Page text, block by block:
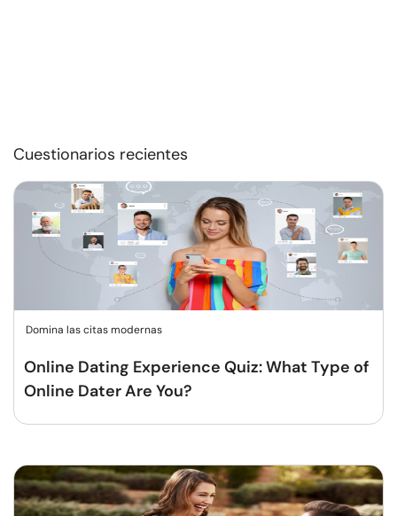
Cuestionarios recientes
Domina las citas modernas
Online Dating Experience Quiz: What Type of
Online Dater Are You?